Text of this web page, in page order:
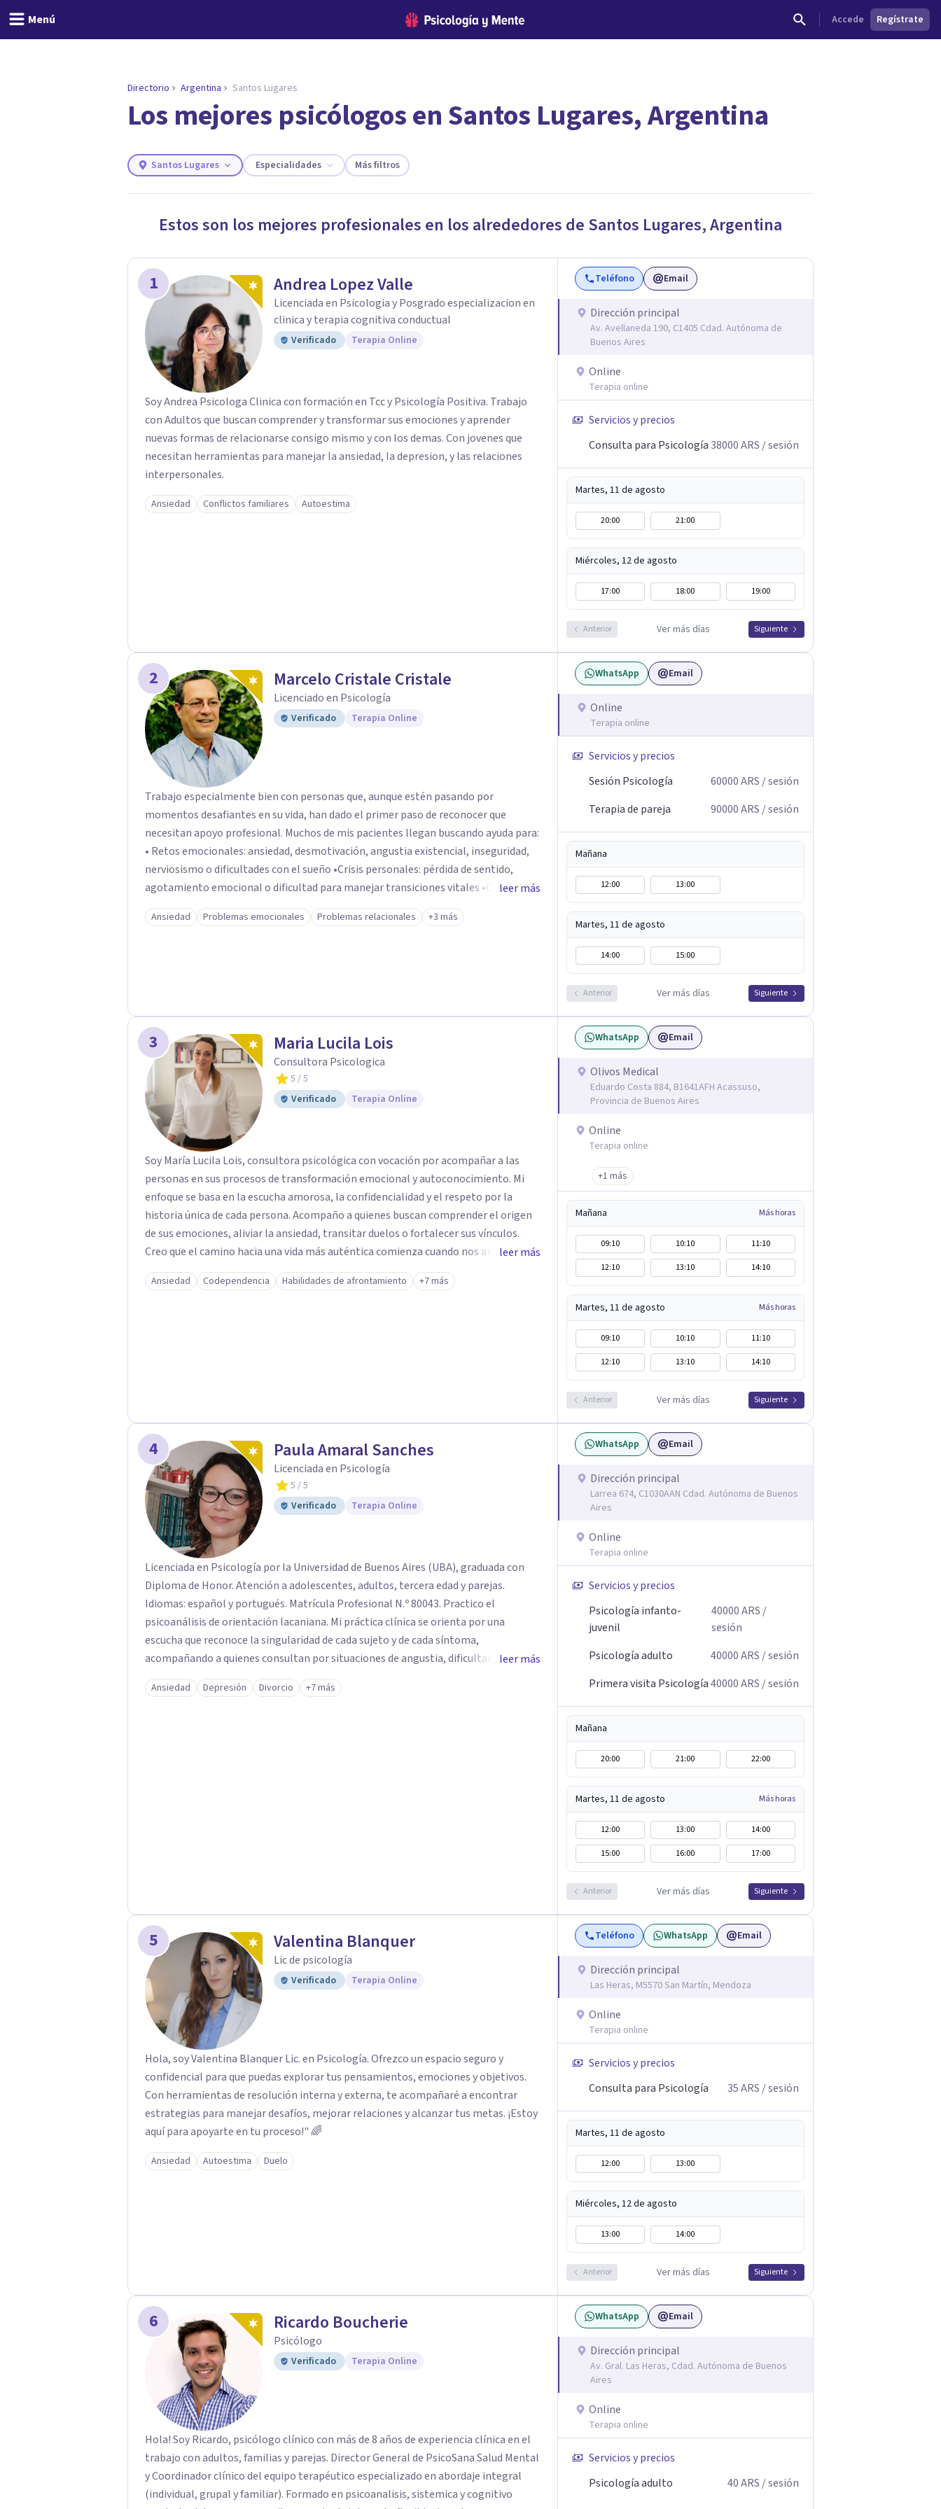
Menú Accede Regístrate
ENCONTRAR MI TERAPEUTA
¿Necesitas ayuda para encontrar el psicólogo adecuado?
Responder cuestionario
Directorio Argentina Santos Lugares
Los mejores psicólogos en Santos Lugares, Argentina
Santos Lugares Especialidades Más filtros
Estos son los mejores profesionales en los alrededores de Santos Lugares,Argentina
1 Andrea Lopez Valle
Licenciada en Psicologia y Posgrado especializacion en
clinica y terapia cognitiva conductual
Verificado Terapia Online
Soy Andrea Psicologa Clinica con formación en Tcc y Psicología Positiva. Trabajo
con Adultos que buscan comprender y transformar sus emociones y aprender
nuevas formas de relacionarse consigo mismo y con los demas. Con jovenes que
necesitan herramientas para manejar la ansiedad, la depresion, y las relaciones
interpersonales.
Ansiedad Conflictos familiares Autoestima
Teléfono Email
Dirección principal
Av. Avellaneda 190, C1405 Cdad. Autónoma de
Buenos Aires
Online
Terapia online
Servicios y precios
Consulta para Psicología38000ARS / sesión
Martes, 11 de agosto
20:00 21:00
Miércoles, 12 de agosto
17:00 18:00 19:00
Anterior Ver más días Siguiente
2 Marcelo Cristale Cristale
Licenciado en Psicología
Verificado Terapia Online
Trabajo especialmente bien con personas que, aunque estén pasando por
momentos desafiantes en su vida, han dado el primer paso de reconocer que
necesitan apoyo profesional. Muchos de mis pacientes llegan buscando ayuda para:
• Retos emocionales: ansiedad, desmotivación, angustia existencial, inseguridad,
nerviosismo o dificultades con el sueño •Crisis personales: pérdida de sentido,
agotamiento emocional o dificultad para manejar transiciones vitales •Conflictos
relacionales: problemas de pareja, tensiones familiares, desafíos laborales o
dificultades en dinámicas sociales.
leer más
Ansiedad Problemas emocionales Problemas relacionales +3 más
WhatsApp Email
Online
Terapia online
Servicios y precios
Sesión Psicología
60000ARS / sesión
Terapia de pareja
90000ARS / sesión
Mañana
12:00 13:00
Martes, 11 de agosto
14:00 15:00
Anterior Ver más días Siguiente
3 Maria Lucila Lois
Consultora Psicologica
5 / 5
Verificado
Terapia Online
Soy María Lucila Lois, consultora psicológica con vocación por acompañar a las
personas en sus procesos de transformación emocional y autoconocimiento. Mi
enfoque se basa en la escucha amorosa, la confidencialidad y el respeto por la
historia única de cada persona. Acompaño a quienes buscan comprender el origen
de sus emociones, aliviar la ansiedad, transitar duelos o fortalecer sus vínculos.
Creo que el camino hacia una vida más auténtica comienza cuando nos animamos a
mirar hacia adentro y a reconocer las raíces de lo que sentimos.
leer más
Ansiedad Codependencia Habilidades de afrontamiento +7 más
WhatsApp Email
Olivos Medical
Eduardo Costa 884, B1641AFH Acassuso,
Provincia de Buenos Aires
Online
Terapia online
+1 más
Mañana Más horas
09:10 10:10
11:10
12:10
13:10 14:10
Martes, 11 de agosto Más horas
09:10 10:10
11:10
12:10
13:10 14:10
Anterior Ver más días Siguiente
4 Paula Amaral Sanches
Licenciada en Psicología
5 / 5
Verificado
Terapia Online
Licenciada en Psicología por la Universidad de Buenos Aires (UBA), graduada con
Diploma de Honor. Atención a adolescentes, adultos, tercera edad y parejas.
Idiomas: español y portugués. Matrícula Profesional N.º 80043. Practico el
psicoanálisis de orientación lacaniana. Mi práctica clínica se orienta por una
escucha que reconoce la singularidad de cada sujeto y de cada síntoma,
acompañando a quienes consultan por situaciones de angustia, dificultades en los
vínculos, inhibiciones, duelos, crisis vitales, padecimientos subjetivos y otros
modos de malestar. La práctica analítica propone un espacio de palabra donde
leer más
Ansiedad Depresión Divorcio +7 más
WhatsApp Email
Dirección principal
Larrea 674, C1030AAN Cdad. Autónoma de Buenos
Aires
Online
Terapia online
Servicios y precios
Psicología infanto-
juvenil
40000ARS /
sesión
Psicología adulto
40000ARS / sesión
Primera visita Psicología40000ARS / sesión
Mañana
20:00 21:00 22:00
Martes, 11 de agosto Más horas
12:00 13:00
14:00
15:00
16:00 17:00
Anterior Ver más días Siguiente
5 Valentina Blanquer
Lic de psicología
Verificado Terapia Online
Hola, soy Valentina Blanquer Lic. en Psicología. Ofrezco un espacio seguro y
confidencial para que puedas explorar tus pensamientos, emociones y objetivos.
Con herramientas de resolución interna y externa, te acompañaré a encontrar
estrategias para manejar desafíos, mejorar relaciones y alcanzar tus metas. ¡Estoy
aquí para apoyarte en tu proceso!" 🌈
Ansiedad Autoestima Duelo
Teléfono WhatsApp Email
Dirección principal
Las Heras, M5570 San Martín, Mendoza
Online
Terapia online
Servicios y precios
Consulta para Psicología
35ARS / sesión
Martes, 11 de agosto
12:00 13:00
Miércoles, 12 de agosto
13:00 14:00
Anterior Ver más días Siguiente
6 Ricardo Boucherie
Psicólogo
Verificado Terapia Online
Hola! Soy Ricardo, psicólogo clínico con más de 8 años de experiencia clínica en el
trabajo con adultos, familias y parejas. Director General de PsicoSana Salud Mental
y Coordinador clínico del equipo terapéutico especializado en abordaje integral
(individual, grupal y familiar). Formado en psicoanalisis, sistemica y cognitivo
WhatsApp Email
Dirección principal
Av. Gral. Las Heras, Cdad. Autónoma de Buenos
Aires
Online
Terapia online
Servicios y precios
Psicología adulto
40ARS / sesión